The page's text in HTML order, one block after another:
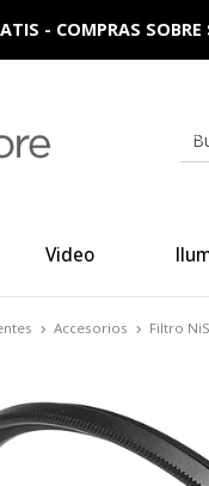
Video
- COMPRAS
Accesorios Filtro